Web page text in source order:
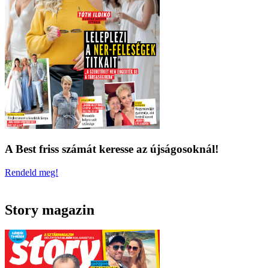
A Best friss számát keresse az újságosoknál!
Rendeld meg!
Story magazin